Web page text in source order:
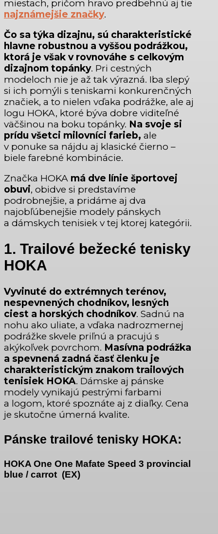
miestach, pričom hravo predbehnú aj tie
najznámejšie značky.
Čo sa týka dizajnu, sú charakteristické
hlavne robustnou a vyššou podrážkou,
ktorá je však v rovnováhe s celkovým
dizajnom topánky. Pri cestných
modeloch nie je až tak výrazná. Iba slepý
si ich pomýli s teniskami konkurenčných
značiek, a to nielen vďaka podrážke, ale aj
logu HOKA, ktoré býva dobre viditeľné
väčšinou na boku topánky. Na svoje si
prídu všetci milovníci farieb, ale
v ponuke sa nájdu aj klasické čierno –
biele farebné kombinácie.
Značka HOKA má dve línie športovej
obuvi, obidve si predstavíme
podrobnejšie, a pridáme aj dva
najobľúbenejšie modely pánskych
a dámskych tenisiek v tej ktorej kategórii.
1. Trailové bežecké tenisky
HOKA
Vyvinuté do extrémnych terénov,
nespevnených chodníkov, lesných
ciest a horských chodníkov. Sadnú na
nohu ako uliate, a vďaka nadrozmernej
podrážke skvele priľnú a pracujú s
akýkoľvek povrchom. Masívna podrážka
a spevnená zadná časť členku je
charakteristickým znakom trailových
tenisiek HOKA. Dámske aj pánske
modely vynikajú pestrými farbami
a logom, ktoré spoznáte aj z diaľky. Cena
je skutočne úmerná kvalite.
Pánske trailové tenisky HOKA:
HOKA One One Mafate Speed 3 provincial
blue / carrot (EX)